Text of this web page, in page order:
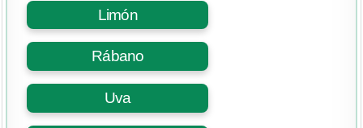
Limón
Rábano
Uva